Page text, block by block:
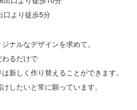
口より徒歩5分
ナルなデザインを求めて。
るだけで
新しく作り替えることができます。
したいと常に願っています。